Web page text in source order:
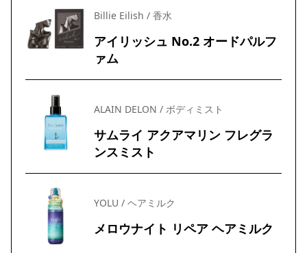
Billie Eilish / 香水
アイリッシュ No.2 オードパルフ
ァム
ALAIN DELON / ボディミスト
サムライ アクアマリン フレグラ
ンスミスト
YOLU / ヘアミルク
メロウナイト リペア ヘアミルク